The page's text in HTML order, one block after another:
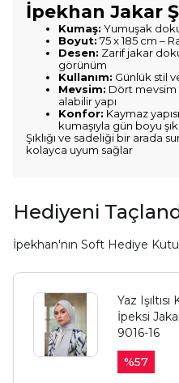
İpekhan Jakar
Kumaş: Yumuşak
Boyut: 75 x 185 cm –
Desen: Zarif jakar
görünüm
Kullanım: Günlük stil
Mevsim: Dört mevsim
alabilir yapı
Konfor: Kaymaz
kumaşıyla gün boyu
Şıklığı ve sadeliği bir arada
kolayca uyum sağlar
Hediyeni
İpekhan'nın Soft Hediye
Yaz
İpeksi
9016-16
%57